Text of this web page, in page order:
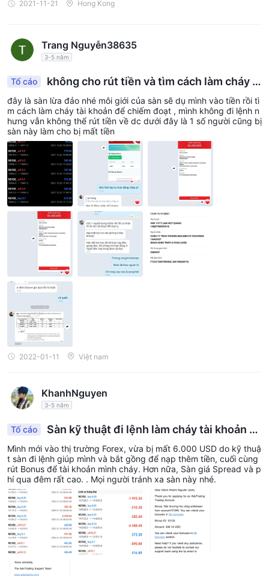
2021-11-21 Hong Kong
Trang Nguyễn38635
3-5 năm
Tố cáo
không cho rút tiền và tìm cách làm cháy t
k
đây là sàn lừa đảo nhé môi giới của sàn sẽ dụ mình vào tiền rồi tì
m cách làm cháy tài khoản để chiếm đoạt , mình không đi lệnh n
hưng vẫn không thể rút tiền về dc dưới đây là 1 số người cũng bị
sàn này làm cho bị mất tiền
2022-01-11 Việt nam
KhanhNguyen
3-5 năm
Tố cáo
Sàn kỹ thuật đi lệnh làm cháy tài khoản củ
a khách
Mình mới vào thị trường Forex, vừa bị mất 6.000 USD do kỹ thuậ
t sàn đi lệnh giúp mình và bắt gồng để nạp thêm tiền, cuối cùng
rút Bonus để tài khoản mình cháy. Hơn nữa, Sàn giá Spread và p
hí qua đêm rất cao. . Mọi người tránh xa sàn này nhé.